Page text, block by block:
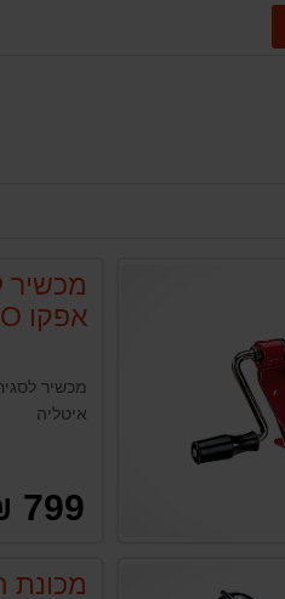
מכשיר
אפקו EFCO
איטליה
799 ₪